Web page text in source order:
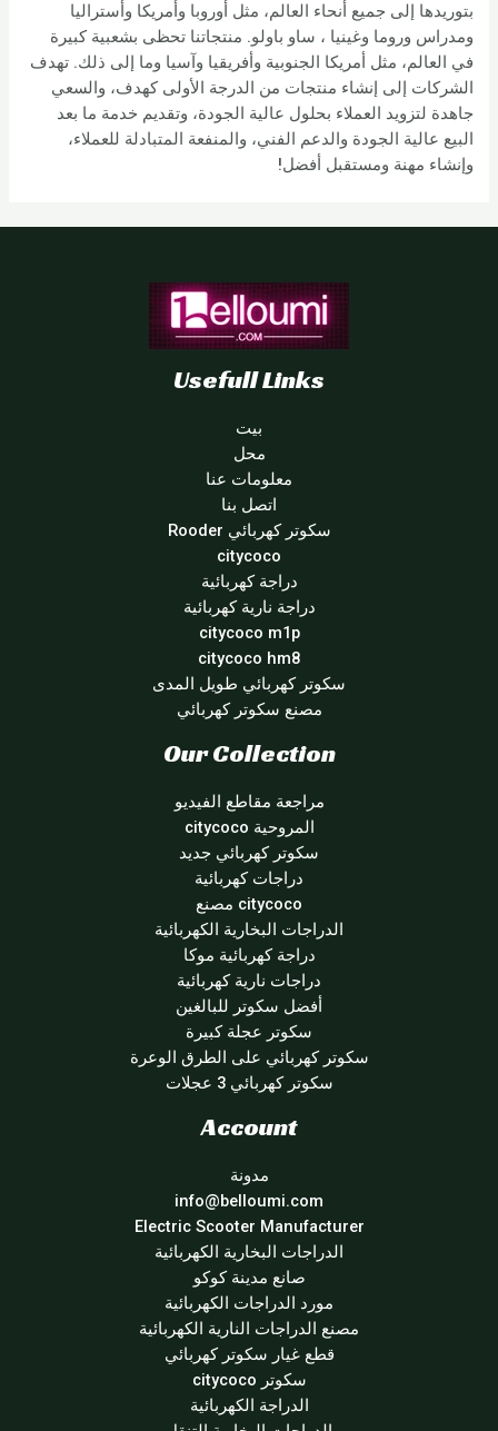
بتوريدها إلى جميع أنحاء العالم، مثل أوروبا وأمريكا وأستراليا
ومدراس وروما وغينيا ، ساو باولو. منتجاتنا تحظى بشعبية كبيرة
في العالم، مثل أمريكا الجنوبية وأفريقيا وآسيا وما إلى ذلك. تهدف
الشركات إلى إنشاء منتجات من الدرجة الأولى كهدف، والسعي
جاهدة لتزويد العملاء بحلول عالية الجودة، وتقديم خدمة ما بعد
البيع عالية الجودة والدعم الفني، والمنفعة المتبادلة للعملاء،
وإنشاء مهنة ومستقبل أفضل!
Usefull Links
بيت
محل
معلومات عنا
اتصل بنا
سكوتر كهربائي Rooder
citycoco
دراجة كهربائية
دراجة نارية كهربائية
citycoco m1p
citycoco hm8
سكوتر كهربائي طويل المدى
مصنع سكوتر كهربائي
Our Collection
مراجعة مقاطع الفيديو
المروحية citycoco
سكوتر كهربائي جديد
دراجات كهربائية
citycoco مصنع
الدراجات البخارية الكهربائية
دراجة كهربائية موكا
دراجات نارية كهربائية
أفضل سكوتر للبالغين
سكوتر عجلة كبيرة
سكوتر كهربائي على الطرق الوعرة
سكوتر كهربائي 3 عجلات
Account
مدونة
info@belloumi.com
Electric Scooter Manufacturer
الدراجات البخارية الكهربائية
صانع مدينة كوكو
مورد الدراجات الكهربائية
مصنع الدراجات النارية الكهربائية
قطع غيار سكوتر كهربائي
سكوتر citycoco
الدراجة الكهربائية